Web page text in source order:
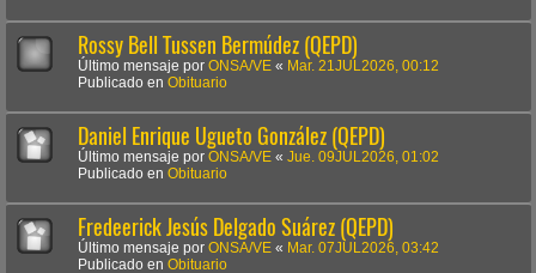
Rossy Bell Tussen Bermúdez (QEPD)
Último mensaje por ONSA/VE « Mar. 21JUL2026, 00:12
Publicado en Obituario
Daniel Enrique Ugueto González (QEPD)
Último mensaje por ONSA/VE « Jue. 09JUL2026, 01:02
Publicado en Obituario
Fredeerick Jesús Delgado Suárez (QEPD)
Último mensaje por ONSA/VE « Mar. 07JUL2026, 03:42
Publicado en Obituario